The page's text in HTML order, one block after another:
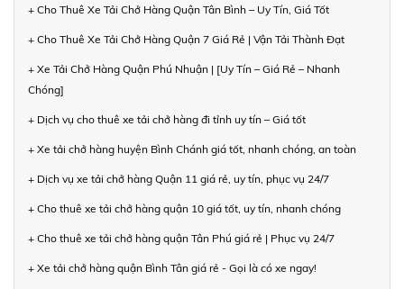
+ Cho Thuê Xe Tải Chở Hàng Quận Tân Bình – Uy Tín, Giá Tốt
+ Cho Thuê Xe Tải Chở Hàng Quận 7 Giá Rẻ | Vận Tải Thành Đạt
+ Xe Tải Chở Hàng Quận Phú Nhuận | [Uy Tín – Giá Rẻ – Nhanh
Chóng]
+ Dịch vụ cho thuê xe tải chở hàng đi tỉnh uy tín – Giá tốt
+ Xe tải chở hàng huyện Bình Chánh giá tốt, nhanh chóng, an toàn
+ Dịch vụ xe tải chở hàng Quận 11 giá rẻ, uy tín, phục vụ 24/7
+ Cho thuê xe tải chở hàng quận 10 giá tốt, uy tín, nhanh chóng
+ Cho thuê xe tải chở hàng quận Tân Phú giá rẻ | Phục vụ 24/7
+ Xe tải chở hàng quận Bình Tân giá rẻ - Gọi là có xe ngay!